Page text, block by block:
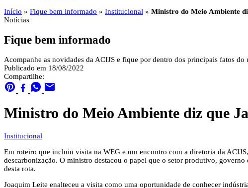
Início » Fique bem informado » Institucional » Ministro do Meio Ambiente
Notícias
Fique bem informado
Acompanhe as novidades da ACIJS e fique por dentro dos principais fatos do
Publicado em 18/08/2022
Compartilhe:
Ministro do Meio Ambiente diz que
Institucional
Em roteiro que incluiu visita na WEG e um encontro com a diretoria da
descarbonização. O ministro destacou o papel que o setor produtivo,
desta rota.
Joaquim Leite enalteceu a visita como uma oportunidade de conhecer